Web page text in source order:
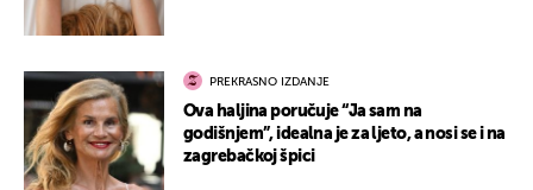
PREKRASNO IZDANJE
Ova haljina poručuje “Ja sam na
godišnjem”, idealna je za ljeto, a nosi se i na
zagrebačkoj špici